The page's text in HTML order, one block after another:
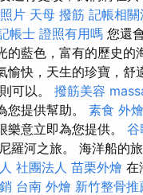
片 天母 撥筋 記帳相
帳士 證照有用嗎 您還
藍色，富有的歷史的
快，天生的珍寶，舒
可以。 撥筋美容
您提供幫助。 素食 外燴
意立即為您提供。 谷
羅河之旅。 海洋船的
社團法人 苗栗外燴 在
台南 外燴 新竹整骨推